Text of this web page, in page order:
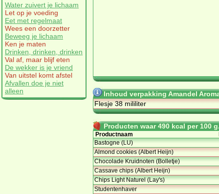
Water zuivert je lichaam
Let op je voeding
Eet met regelmaat
Wees een doorzetter
Beweeg je lichaam
Ken je maten
Drinken, drinken, drinken
Val af, maar blijf eten
De wekker is je vriend
Van uitstel komt afstel
Afvallen doe je niet
alleen
Inhoud verpakking Amandel
Flesje 38 mililiter
Producten waar 490 kcal per 100
Productnaam
Bastogne (LU)
Almond cookies (Albert Heijn)
Chocolade Kruidnoten (Bolletje)
Cassave chips (Albert Heijn)
Chips Light Naturel (Lay's)
Studentenhaver